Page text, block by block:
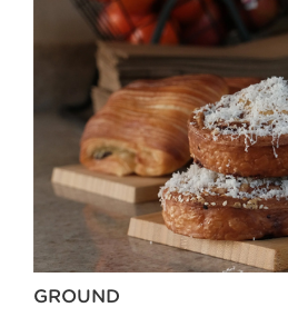
GROUND